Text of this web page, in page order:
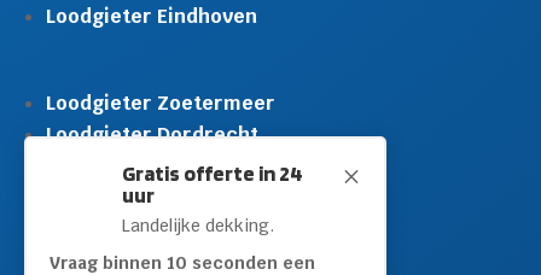
M
Gratis offerte in 24
uur
Landelijke dekking.
Vraag binnen 10 seconden een
Loodgieter Eindhoven
Loodgieter Zoetermeer
Loodgieter Dordrecht
Loodgieter Rijswijk
Loodgieter Schiedam
Loodgieter Leidschendam
Loodgieter Hilversum